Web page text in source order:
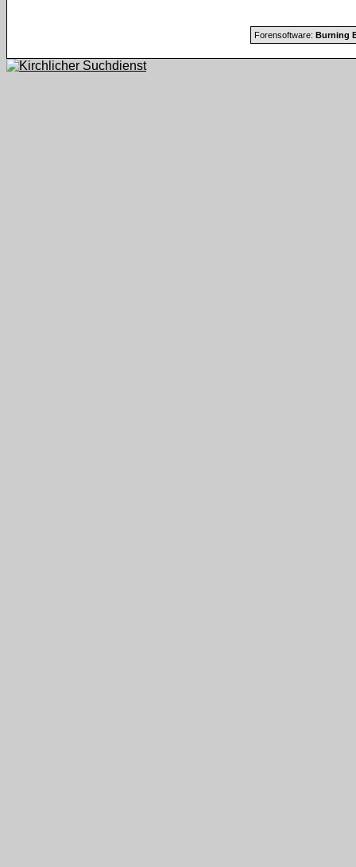
Forensoftware: Burning